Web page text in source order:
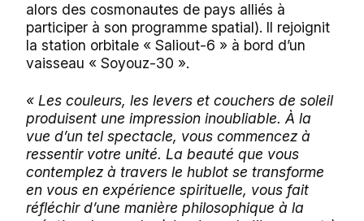
alors des cosmonautes de pays alliés à
participer à son programme spatial). Il rejoignit
la station orbitale « Saliout-6 » à bord d’un
vaisseau « Soyouz-30 ».
« Les couleurs, les levers et couchers de soleil
produisent une impression inoubliable. À la
vue d’un tel spectacle, vous commencez à
ressentir votre unité. La beauté que vous
contemplez à travers le hublot se transforme
en vous en expérience spirituelle, vous fait
réfléchir d’une manière philosophique à la